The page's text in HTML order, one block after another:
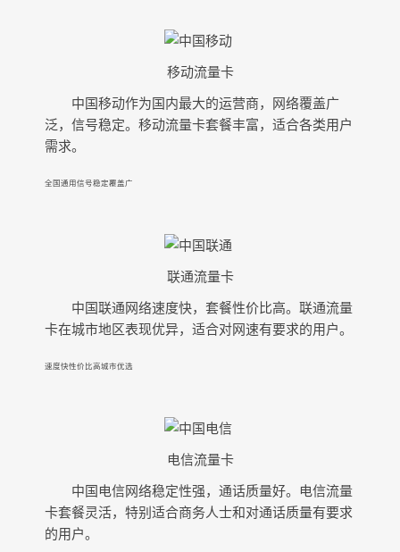
移动流量卡
中国移动作为国内最大的运营商，网络覆盖广
泛，信号稳定。移动流量卡套餐丰富，适合各类用户
需求。
全国通用信号稳定覆盖广
联通流量卡
中国联通网络速度快，套餐性价比高。联通流量
卡在城市地区表现优异，适合对网速有要求的用户。
速度快性价比高城市优选
电信流量卡
中国电信网络稳定性强，通话质量好。电信流量
卡套餐灵活，特别适合商务人士和对通话质量有要求
的用户。